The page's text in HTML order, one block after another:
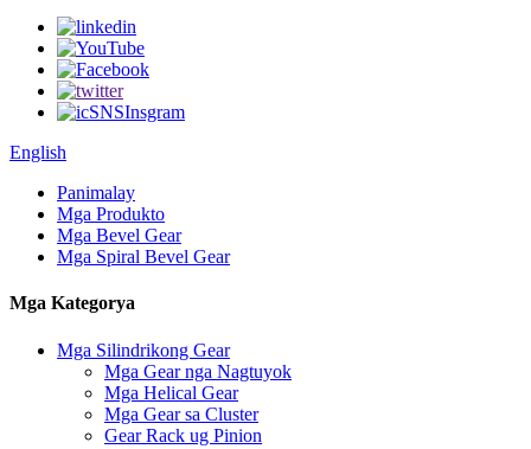
English
Panimalay
Mga Produkto
Mga Bevel Gear
Mga Spiral Bevel Gear
Mga Kategorya
Mga Silindrikong Gear
Mga Gear nga Nagtuyok
Mga Helical Gear
Mga Gear sa Cluster
Gear Rack ug Pinion